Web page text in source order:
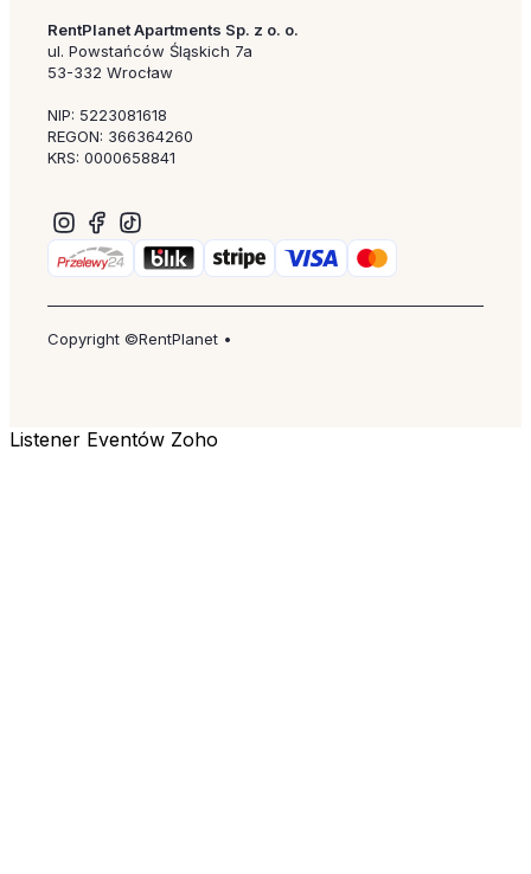
RentPlanet Apartments Sp. z o. o.
ul. Powstańców Śląskich 7a
53-332 Wrocław
NIP: 5223081618
REGON: 366364260
KRS: 0000658841
Copyright ©RentPlanet •
Listener Eventów Zoho